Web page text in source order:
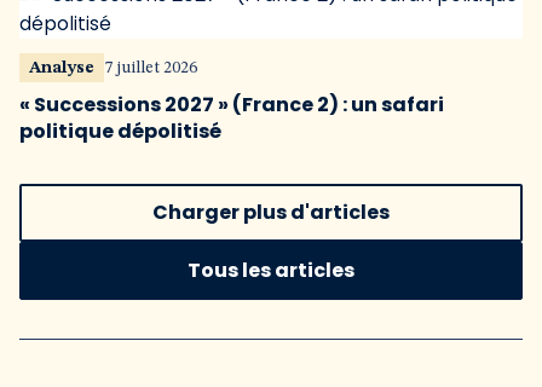
Analyse 7 juillet 2026
« Successions 2027 » (France 2) : un safari
politique dépolitisé
Charger plus d'articles
Tous les articles